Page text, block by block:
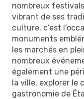
nombreux
vibrant de ses
culture, c’est
monuments
les marchés en
nombreux
également une
la ville, explorer le
gastronomie de